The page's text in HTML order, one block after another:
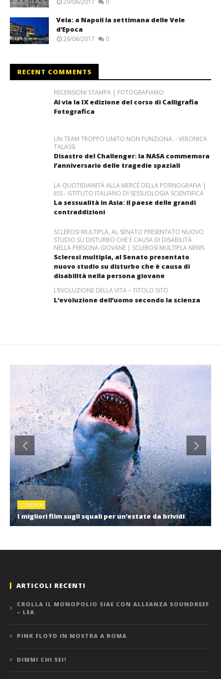
29/06/2017 0
Vela: a Napoli la settimana delle Vele
d’Epoca
29/06/2017 0
RECENT COMMENTS
RECENSIONI STAMPA | FOTOGRAFIAMO
Al via la IX edizione del corso di Calligrafia
Fotografica
UN TEAM TROPPO UNITO NON FUNZIONA. - VERONICA
TALASSI
Disastro del Challenger: la NASA commemora
l’anniversario delle tragedie spaziali
LA QUOTIDIANITÀ ALLA MERCÉ DELLA PORNOGRAFIA |
IISS - ISTITUTO ITALIANO DI SESSUOLOGIA SCIENTIFICA
La sessualità in Asia: il paese delle grandi
contraddizioni
SCLEROSI MULTIPLA, AL SENATO PRESENTATO NUOVO
STUDIO SU DISTURBO CHE È CAUSA DI DISABILITÀ
NELLA PERSONA GIOVANE | SCLEROSI MULTIPLA NEWS
Sclerosi multipla, al Senato presentato
nuovo studio su disturbo che è causa di
disabilità nella persona giovane
L’EVOLUZIONE DELLA VITA – TITOLO SITO
L’evoluzione dell’uomo secondo la scienza
CINEMA
I migliori film sugli squali per un’estate da brividi
ARTICOLI RECENTI
CROLLA IL MONOPOLIO SIAE CON ALLEANZA SOUNDREEF
– LEA
PINK FLOYD IN MOSTRA A ROMA
DIMMI CHI SEI!